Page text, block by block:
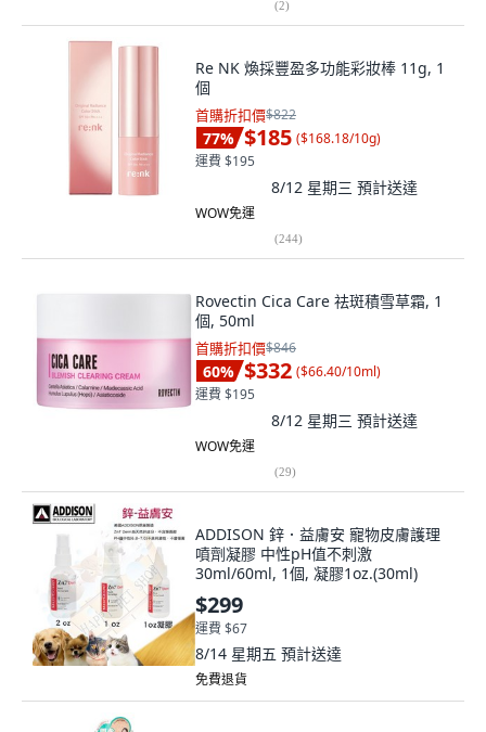
(2)
Re NK 煥採豐盈多功能彩妝棒 11g, 1
個
首購折扣價$822
77% $185 ($168.18/10g)
運費 $195
8/12 星期三 預計送達
WOW免運
(244)
Rovectin Cica Care 祛斑積雪草霜, 1
個, 50ml
首購折扣價$846
60% $332 ($66.40/10ml)
運費 $195
8/12 星期三 預計送達
WOW免運
(29)
ADDISON 鋅．益膚安 寵物皮膚護理
噴劑凝膠 中性pH值不刺激
30ml/60ml, 1個, 凝膠1oz.(30ml)
$299
運費 $67
8/14 星期五 預計送達
免費退貨